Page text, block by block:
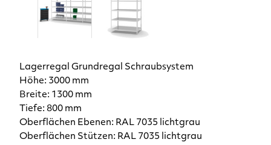
Lagerregal Grundregal Schraubsystem
Höhe: 3000 mm
Breite: 1300 mm
Tiefe: 800 mm
Oberflächen Ebenen: RAL 7035 lichtgrau
Oberflächen Stützen: RAL 7035 lichtgrau